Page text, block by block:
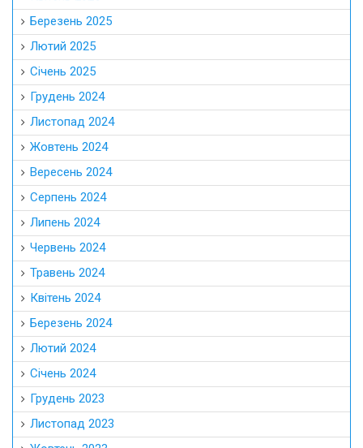
Березень 2025
Лютий 2025
Січень 2025
Грудень 2024
Листопад 2024
Жовтень 2024
Вересень 2024
Серпень 2024
Липень 2024
Червень 2024
Травень 2024
Квітень 2024
Березень 2024
Лютий 2024
Січень 2024
Грудень 2023
Листопад 2023